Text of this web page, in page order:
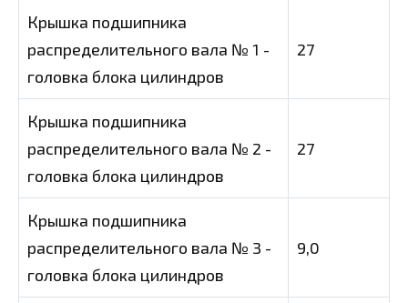
Крышка подшипника
распределительного вала № 1 -
головка блока цилиндров
27
Крышка подшипника
распределительного вала № 2 -
головка блока цилиндров
27
Крышка подшипника
распределительного вала № 3 -
головка блока цилиндров
9,0